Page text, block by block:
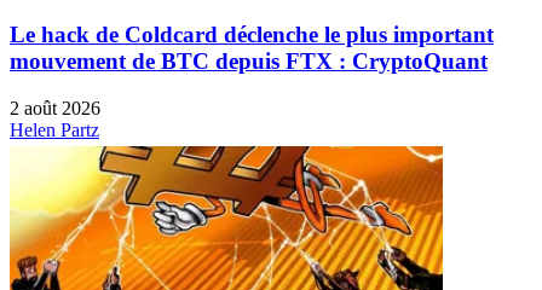
Le hack de Coldcard déclenche le plus important
mouvement de BTC depuis FTX : CryptoQuant
2 août 2026
Helen Partz